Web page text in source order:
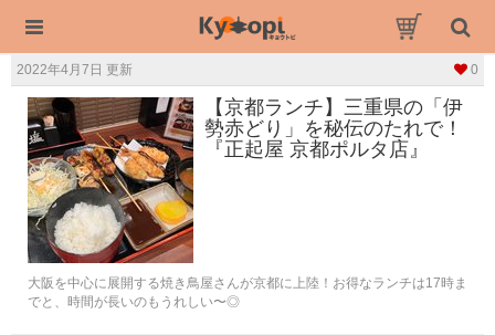
2022年4月7日 更新 0
【京都ランチ】三重県の「伊
勢赤どり」を秘伝のたれで！
『正起屋 京都ポルタ店』
大阪を中心に展開する焼き鳥屋さんが京都に上陸！お得なランチは17時ま
でと、時間が長いのもうれしい〜◎